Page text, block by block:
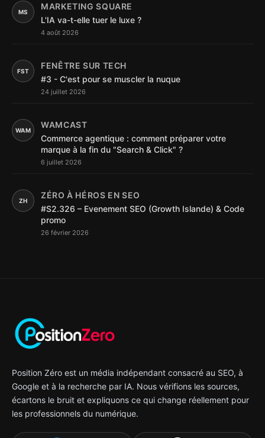
MS
MARKETING SQUARE
L'IA va-t-elle tuer le luxe ?
4 août 2026
FST
FENÊTRE SUR TECH
#3 - C'est pour se muscler la nuque
24 juillet 2026
WAM
WAMCAST
Commerce agentique : comment préparer votre
marque à la fin du "Search & Click" ?
6 juillet 2026
ZH
ZÉRO À HÉROS EN SEO
#S2.326 – Evenement SEO (Growth Islande) & Code
promo
26 février 2026
Position Zéro est un média indépendant consacré au SEO, à
Google et à la recherche par IA. Nous vérifions les sources,
écartons le bruit et expliquons ce qui change réellement pour
les professionnels du numérique.